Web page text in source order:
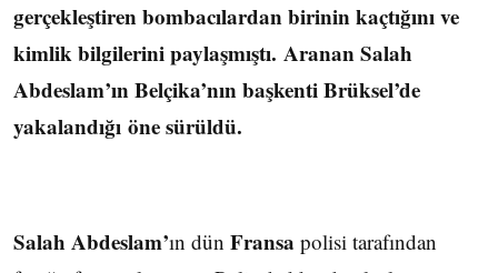
gerçekleştiren bombacılardan birinin kaçtığını ve
kimlik bilgilerini paylaşmıştı. Aranan Salah
Abdeslam’ın Belçika’nın başkenti Brüksel’de
yakalandığı öne sürüldü.
Salah Abdeslam’ın dün Fransa polisi tarafından